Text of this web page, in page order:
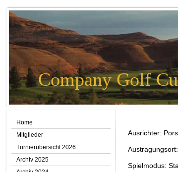
Company Golf
Home
Mitglieder
Turnierübersicht 2026
Archiv 2025
Ausrichter:
Austragungsort:
Spielmodus: